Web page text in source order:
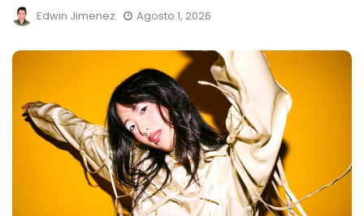
Edwin Jimenez Agosto 1, 2026